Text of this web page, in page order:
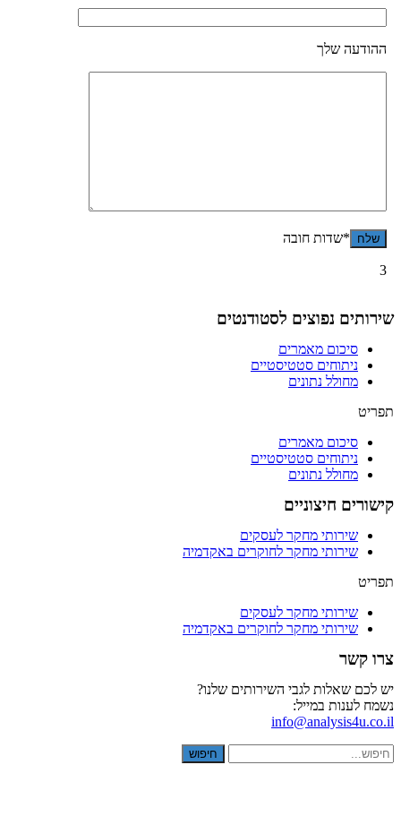
ההודעה שלך
*שדות חובה
3
שירותים נפוצים לסטודנטים
סיכום מאמרים
ניתוחים סטטיסטיים
מחולל נתונים
תפריט
סיכום מאמרים
ניתוחים סטטיסטיים
מחולל נתונים
קישורים חיצוניים
שירותי מחקר לעסקים
שירותי מחקר לחוקרים באקדמיה
תפריט
שירותי מחקר לעסקים
שירותי מחקר לחוקרים באקדמיה
צרו קשר
יש לכם שאלות לגבי השירותים שלנו?
נשמח לענות במייל:
info@analysis4u.co.il
חיפוש